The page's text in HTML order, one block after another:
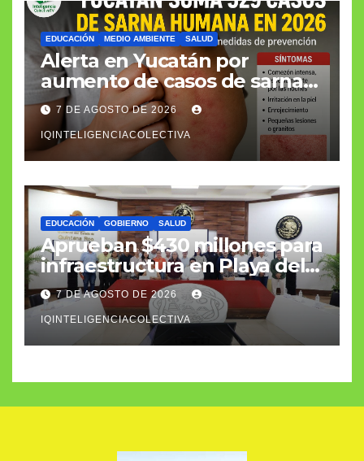
EDUCACIÓN MEDIO AMBIENTE SALUD
Alerta en Yucatán por
aumento de casos de sarna
humana
7 DE AGOSTO DE 2026
IQINTELIGENCIACOLECTIVA
EDUCACIÓN GOBIERNO SALUD
Aprueban $430 millones para
infraestructura en Playa del
Carmen
7 DE AGOSTO DE 2026
IQINTELIGENCIACOLECTIVA